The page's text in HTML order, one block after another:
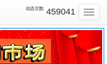
动态次数: 459041